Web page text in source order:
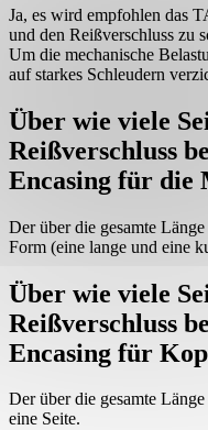
Ja, es wird empfohlen das
und den Reißverschluss zu
Um die mechanische
auf starkes Schleudern
Über wie viele
Reißverschluss
Encasing für die
Der über die gesamte
Form (eine lange und eine
Über wie viele
Reißverschluss
Encasing für
Der über die gesamte
eine Seite.